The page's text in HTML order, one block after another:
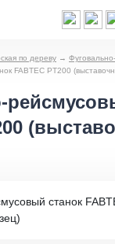
по дереву →
FABTEC PT200